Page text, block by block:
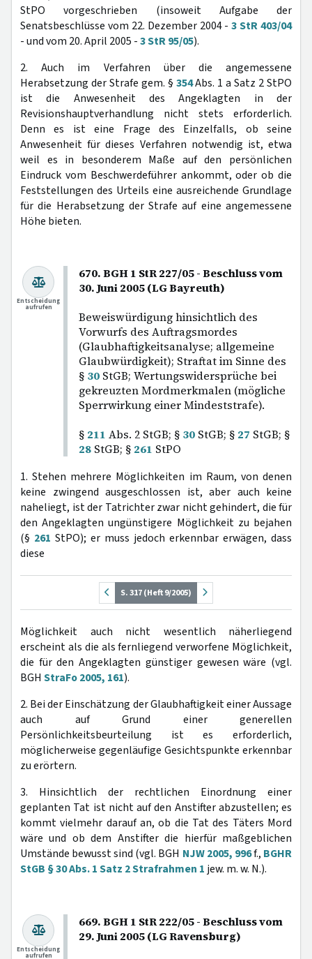
StPO vorgeschrieben (insoweit Aufgabe der
Senatsbeschlüsse vom 22. Dezember 2004 -3 StR 403/04
- und vom 20. April 2005 -3 StR 95/05).
2. Auch im Verfahren über die angemessene
Herabsetzung der Strafe gem. § 354Abs. 1 a Satz 2 StPO
ist die Anwesenheit des Angeklagten in der
Revisionshauptverhandlung nicht stets erforderlich.
Denn es ist eine Frage des Einzelfalls, ob seine
Anwesenheit für dieses Verfahren notwendig ist, etwa
weil es in besonderem Maße auf den persönlichen
Eindruck vom Beschwerdeführer ankommt, oder ob die
Feststellungen des Urteils eine ausreichende Grundlage
für die Herabsetzung der Strafe auf eine angemessene
Höhe bieten.
670. BGH 1 StR 227/05 - Beschluss vom
30. Juni 2005 (LG Bayreuth)
Beweiswürdigung hinsichtlich des
Vorwurfs des Auftragsmordes
(Glaubhaftigkeitsanalyse; allgemeine
Glaubwürdigkeit); Straftat im Sinne des
§ 30 StGB; Wertungswidersprüche bei
gekreuzten Mordmerkmalen (mögliche
Sperrwirkung einer Mindeststrafe).
§ 211 Abs. 2 StGB; § 30 StGB; § 27 StGB; §
28 StGB; § 261 StPO
Entscheidung
aufrufen
1. Stehen mehrere Möglichkeiten im Raum, von denen
keine zwingend ausgeschlossen ist, aber auch keine
naheliegt, ist der Tatrichter zwar nicht gehindert, die für
den Angeklagten ungünstigere Möglichkeit zu bejahen
(§ 261 StPO); er muss jedoch erkennbar erwägen, dass
diese
S. 317 (Heft 9/2005)
Möglichkeit auch nicht wesentlich näherliegend
erscheint als die als fernliegend verworfene Möglichkeit,
die für den Angeklagten günstiger gewesen wäre (vgl.
BGH StraFo 2005, 161).
2. Bei der Einschätzung der Glaubhaftigkeit einer Aussage
auch auf Grund einer generellen
Persönlichkeitsbeurteilung ist es erforderlich,
möglicherweise gegenläufige Gesichtspunkte erkennbar
zu erörtern.
3. Hinsichtlich der rechtlichen Einordnung einer
geplanten Tat ist nicht auf den Anstifter abzustellen; es
kommt vielmehr darauf an, ob die Tat des Täters Mord
wäre und ob dem Anstifter die hierfür maßgeblichen
Umstände bewusst sind (vgl. BGH NJW 2005, 996f., BGHR
StGB § 30 Abs. 1 Satz 2 Strafrahmen 1 jew. m. w. N.).
669. BGH 1 StR 222/05 - Beschluss vom
29. Juni 2005 (LG Ravensburg)
Entscheidung
aufrufen